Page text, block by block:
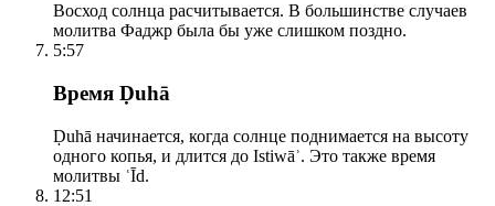
Восход солнца расчитывается. В большинстве случаев
молитва Фаджр была бы уже слишком поздно.
5:57
Время Ḍuhā
Ḍuhā начинается, когда солнце поднимается на высоту
одного копья, и длится до Istiwāʾ. Это также время
молитвы ʿĪd.
12:51